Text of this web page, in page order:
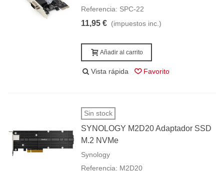
Referencia: SPC-22
11,95 € (impuestos inc.)
Añadir al carrito
Vista rápida Favorito
Sin stock
SYNOLOGY M2D20 Adaptador SSD
M.2 NVMe
Synology
Referencia: M2D20